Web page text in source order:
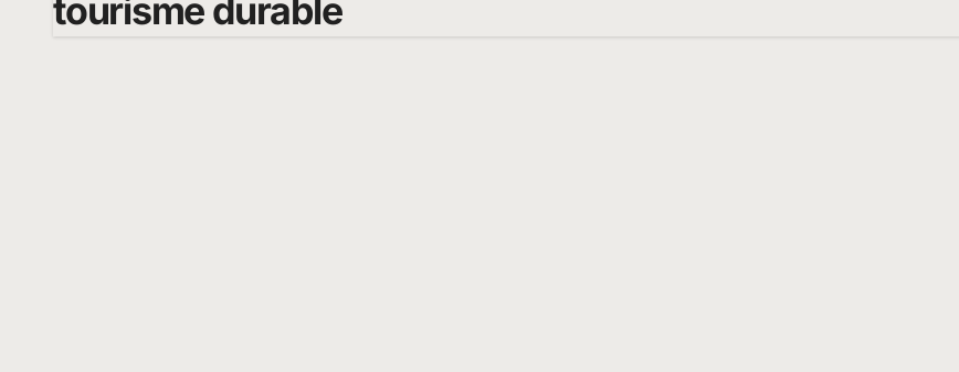
tourisme durable